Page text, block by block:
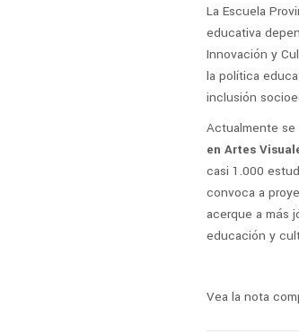
La Escuela
educativa
Innovación y
la política
inclusión
Actualmente se
en Artes
casi 1.000
convoca a
acerque a más
educación y
Vea la nota